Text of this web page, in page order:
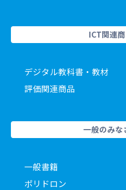
ICT関連
デジタル教科書・教材
評価関連商品
一般のみな
一般書籍
ポリドロン